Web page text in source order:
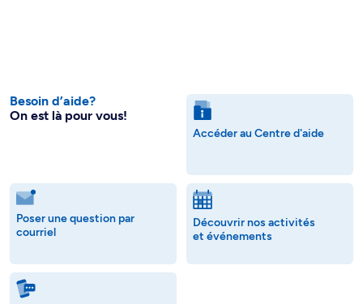
Besoin d’aide?
On est là pour vous!
Accéder au Centre d'aide
Poser une question par
courriel
Découvrir nos activités
et événements